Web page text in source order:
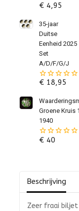
0
de
€4,95
35-jaar
Duitse
Eenheid 2025
Set
A/D/F/G/J
0
de
5
€18,95
Groene Kruis
1940
0
€40
Beschrijving
Zeer fraai biljet